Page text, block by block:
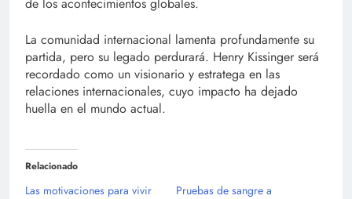
La comunidad internacional lamenta profundamente su
partida, pero su legado perdurará. Henry Kissinger será
recordado como un visionario y estratega en las
relaciones internacionales, cuyo impacto ha dejado
huella en el mundo actual.
Relacionado
Las motivaciones para vivir
Pruebas de sangre a